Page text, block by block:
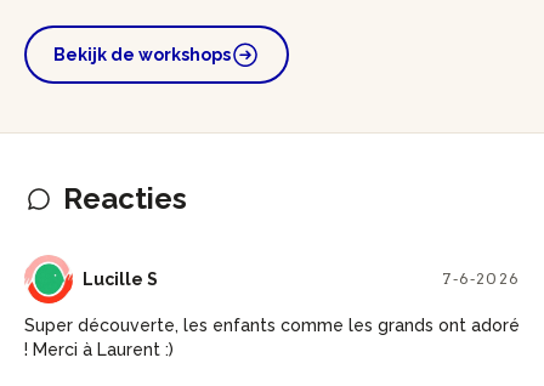
Bekijk de workshops
Reacties
LS Lucille S 7-6-2026
Super découverte, les enfants comme les grands ont adoré
! Merci à Laurent :)